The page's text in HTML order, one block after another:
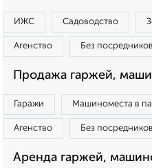
ИЖС Садоводство
Агенство Без посредников
Продажа гаржей,
Гаражи Машиноместа в
Агенство Без посредников
Аренда гаржей,